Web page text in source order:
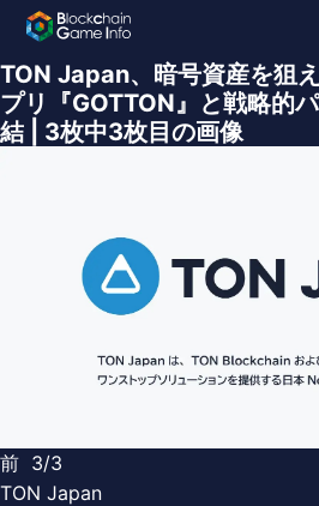
TON Japan、暗号資産を狙
プリ『GOTTON』と戦略的
結 | 3枚中3枚目の画像
前 3/3
TON Japan